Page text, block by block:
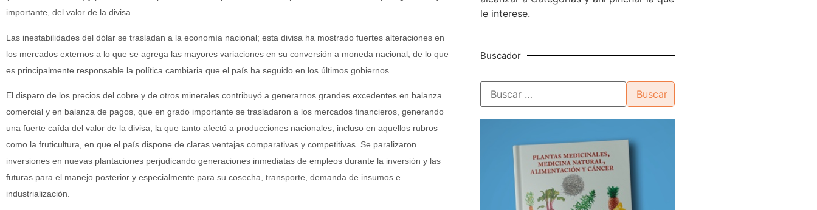
importante, del valor de la divisa.
Las inestabilidades del dólar se trasladan a la economía nacional; esta divisa ha mostrado fuertes alteraciones en
los mercados externos a lo que se agrega las mayores variaciones en su conversión a moneda nacional, de lo que
es principalmente responsable la política cambiaria que el país ha seguido en los últimos gobiernos.
El disparo de los precios del cobre y de otros minerales contribuyó a generarnos grandes excedentes en balanza
comercial y en balanza de pagos, que en grado importante se trasladaron a los mercados financieros, generando
una fuerte caída del valor de la divisa, la que tanto afectó a producciones nacionales, incluso en aquellos rubros
como la fruticultura, en que el país dispone de claras ventajas comparativas y competitivas. Se paralizaron
inversiones en nuevas plantaciones perjudicando generaciones inmediatas de empleos durante la inversión y las
futuras para el manejo posterior y especialmente para su cosecha, transporte, demanda de insumos e
industrialización.
le interese.
Buscador